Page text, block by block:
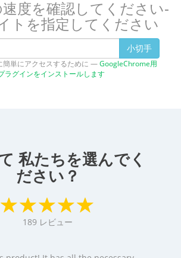
速度を確認してください-
トを指定してください
小切手
簡単にアクセスするために —GoogleChrome用
ラグインをインストールします
私たちを選んでく
ださい？
189 レビュー